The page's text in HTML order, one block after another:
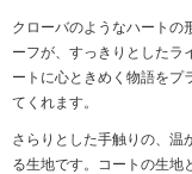
クローバのようなハートの
ーフが、すっきりとしたラ
ートに心ときめく物語をプ
てくれます。
さらりとした手触りの、温
る生地です。コートの生地